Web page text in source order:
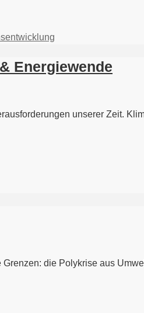
Energiewende
unserer Zeit.
die Polykrise aus